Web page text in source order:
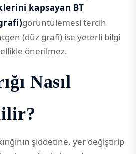
kapsayan BT
görüntülemesi tercih
(düz grafi) ise yeterli bilgi
önerilmez.
Nasıl
şiddetine, yer değiştirip